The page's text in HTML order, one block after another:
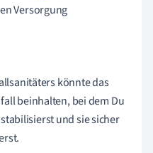
Versorgung
könnte das
beinhalten, bei dem Du
und sie sicher